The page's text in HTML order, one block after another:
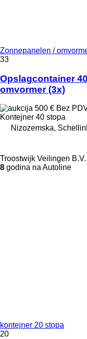
Zonnepanelen /
33
Opslagcontainer
omvormer (3x)
500 € Bez
Kontejner 40 stopa
Nizozemska,
Troostwijk Veilingen B.V.
8 godina na Autoline
kontejner 20 stopa
20